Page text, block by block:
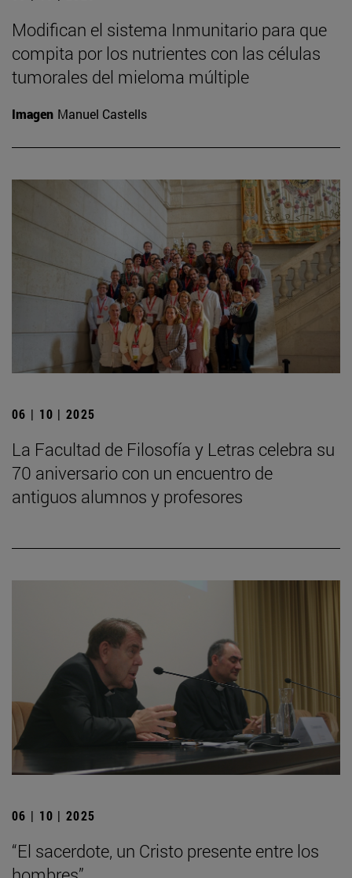
Modifican el sistema Inmunitario para que
compita por los nutrientes con las células
tumorales del mieloma múltiple
Imagen Manuel Castells
06 | 10 | 2025
La Facultad de Filosofía y Letras celebra su
70 aniversario con un encuentro de
antiguos alumnos y profesores
06 | 10 | 2025
“El sacerdote, un Cristo presente entre los